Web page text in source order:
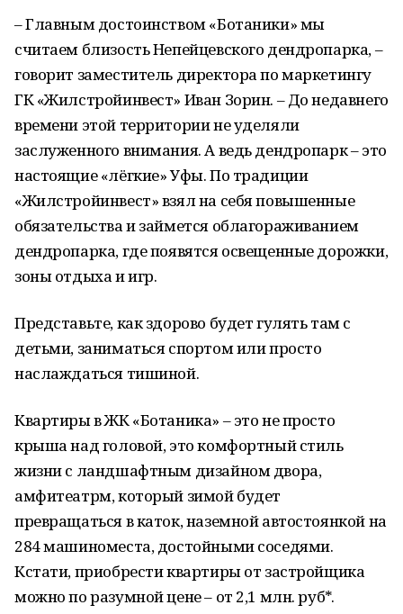
– Главным достоинством «Ботаники» мы
считаем близость Непейцевского дендропарка, –
говорит заместитель директора по маркетингу
ГК «Жилстройинвест» Иван Зорин. – До недавнего
времени этой территории не уделяли
заслуженного внимания. А ведь дендропарк – это
настоящие «лёгкие» Уфы. По традиции
«Жилстройинвест» взял на себя повышенные
обязательства и займется облагораживанием
дендропарка, где появятся освещенные дорожки,
зоны отдыха и игр.
Представьте, как здорово будет гулять там с
детьми, заниматься спортом или просто
наслаждаться тишиной.
Квартиры в ЖК «Ботаника» – это не просто
крыша над головой, это комфортный стиль
жизни с ландшафтным дизайном двора,
амфитеатрм, который зимой будет
превращаться в каток, наземной автостоянкой на
284 машиноместа, достойными соседями.
Кстати, приобрести квартиры от застройщика
можно по разумной цене – от 2,1 млн. руб*.